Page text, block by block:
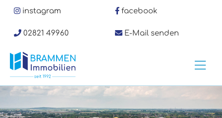
Inhalt
02821 49960 E-Mail senden
instagram facebook